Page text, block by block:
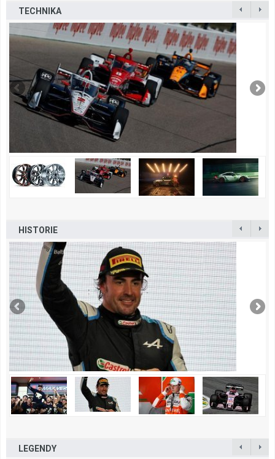
TECHNIKA
HISTORIE
LEGENDY